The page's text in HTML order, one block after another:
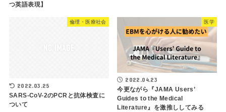
つ英語表現】
倫理・医療社会
2022.03.25
SARS-CoV-2のPCRと抗体検査に
ついて
医学
2022.04.23
今更ながら『JAMA Users’
Guides to the Medical
Literature』を激推ししてみる